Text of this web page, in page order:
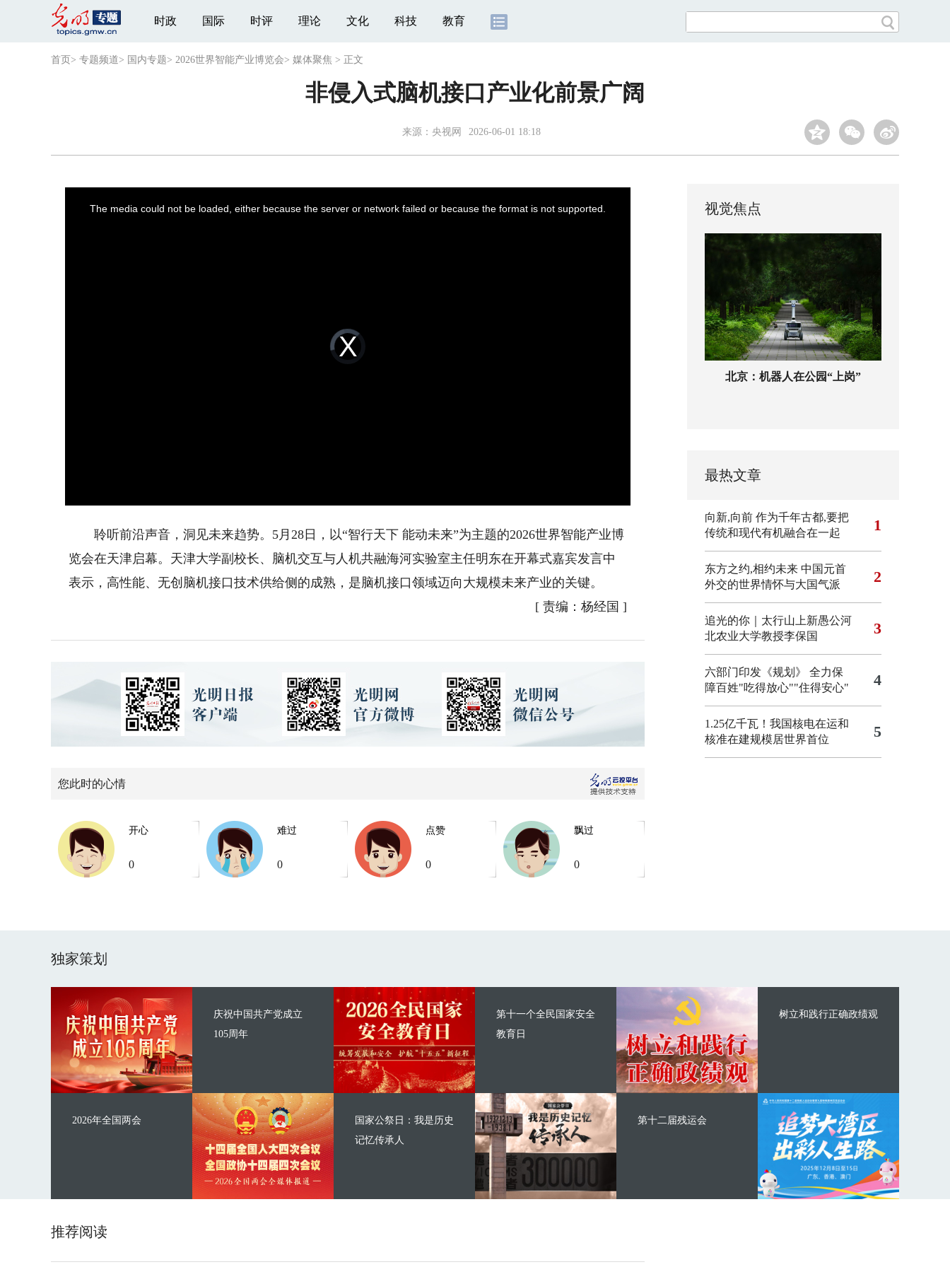
时政 国际 时评 理论 文化 科技 教育
首页 > 专题频道> 国内专题> 2026世界智能产业博览会> 媒体聚焦 > 正文
非侵入式脑机接口产业化前景广阔
来源： 央视网 2026-06-01 18:18
Video
Player
loading.
The media could not be loaded, either because the server or network failed or because the format is not supported.
聆听前沿声音，洞见未来趋势。5月28日，以“智行天下 能动未来”为主题的2026世界智能产业博
览会在天津启幕。天津大学副校长、脑机交互与人机共融海河实验室主任明东在开幕式嘉宾发言中
表示，高性能、无创脑机接口技术供给侧的成熟，是脑机接口领域迈向大规模未来产业的关键。
[ 责编：杨经国 ]
您此时的心情
开心
0
难过
0
点赞
0
飘过
0
视觉焦点
北京：机器人在公园“上岗”
最热文章
向新,向前 作为千年古都,要把
传统和现代有机融合在一起
1
东方之约,相约未来 中国元首
外交的世界情怀与大国气派
2
追光的你｜太行山上新愚公河
北农业大学教授李保国
3
六部门印发《规划》 全力保
障百姓"吃得放心""住得安心"
4
1.25亿千瓦！我国核电在运和
核准在建规模居世界首位
5
独家策划
庆祝中国共产党成立
105周年
2026年全国两会
第十一个全民国家安全
教育日
国家公祭日：我是历史
记忆传承人
树立和践行正确政绩观
第十二届残运会
推荐阅读